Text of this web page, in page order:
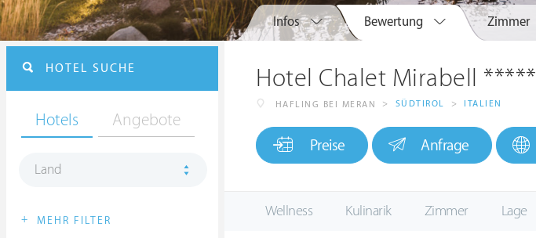
Infos Bewertung Zimmer
Hotel Chalet Mirabell *****
HAFLING BEI MERAN > SÜDTIROL > ITALIEN
Preise Anfrage
Wellness Kulinarik Zimmer Lage
HOTEL SUCHE
Hotels Angebote
Land
+ MEHR FILTER